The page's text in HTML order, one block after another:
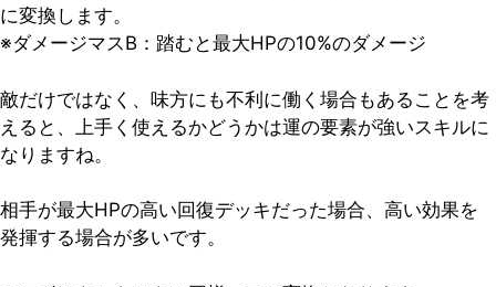
に変換します。
※ダメージマスB：踏むと最大HPの10%のダメージ
敵だけではなく、味方にも不利に働く場合もあることを考
えると、上手く使えるかどうかは運の要素が強いスキルに
なりますね。
相手が最大HPの高い回復デッキだった場合、高い効果を
発揮する場合が多いです。